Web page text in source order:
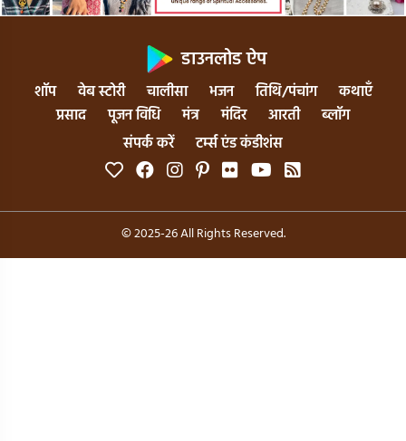
डाउनलोड ऐप
शॉप वेब स्टोरी चालीसा भजन तिथि/पंचांग
कथाएँ
प्रसाद
पूजन विधि मंत्र मंदिर आरती
ब्लॉग
संपर्क करें
टर्म्स एंड कंडीशंस
© 2025-26 All Rights Reserved.